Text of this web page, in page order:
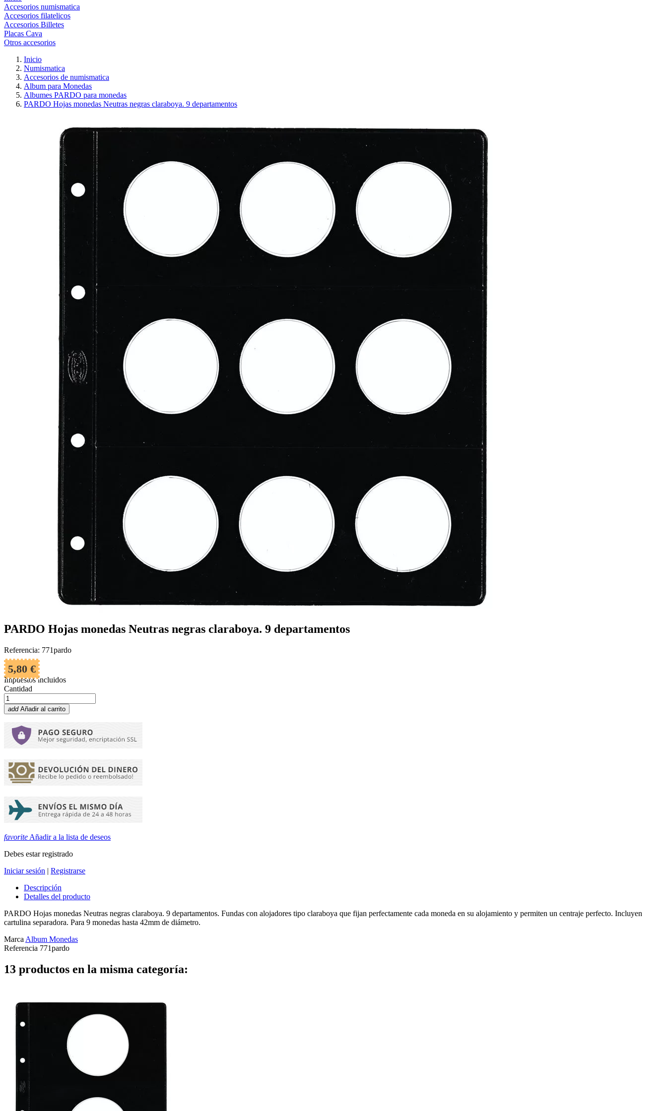
Accesorios numismatica
Accesorios filatelicos
Accesorios Billetes
Placas Cava
Otros accesorios
Inicio
Numismatica
Accesorios de numismatica
Album para Monedas
Albumes PARDO para monedas
PARDO Hojas monedas Neutras negras claraboya. 9 departamentos
PARDO Hojas monedas Neutras negras claraboya. 9 departamentos
Referencia: 771pardo
5,80 €
Impuestos incluidos
Cantidad
add Añadir al carrito
favorite Añadir a la lista de deseos
Debes estar registrado
Iniciar sesión | Registrarse
Descripción
Detalles del producto
PARDO Hojas monedas Neutras negras claraboya. 9 departamentos. Fundas con alojadores tipo claraboya que fijan perfectamente cada moneda en su alojamiento y permiten un centraje perfecto. Incluyen
cartulina separadora. Para 9 monedas hasta 42mm de diámetro.
Marca Album Monedas
Referencia 771pardo
13 productos en la misma categoría: